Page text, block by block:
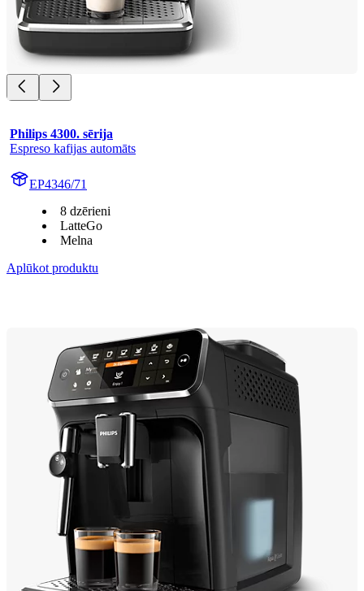
Philips 4300. sērija
Espreso kafijas automāts
EP4346/71
8 dzērieni
LatteGo
Melna
Aplūkot produktu